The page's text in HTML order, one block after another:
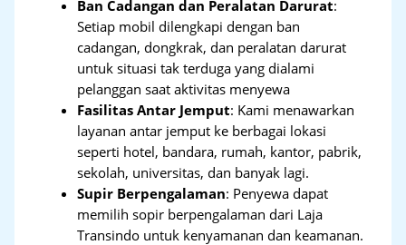
Ban Cadangan dan Peralatan Darurat:
Setiap mobil dilengkapi dengan ban
cadangan, dongkrak, dan peralatan darurat
untuk situasi tak terduga yang dialami
pelanggan saat aktivitas menyewa
Fasilitas Antar Jemput: Kami menawarkan
layanan antar jemput ke berbagai lokasi
seperti hotel, bandara, rumah, kantor, pabrik,
sekolah, universitas, dan banyak lagi.
Supir Berpengalaman: Penyewa dapat
memilih sopir berpengalaman dari Laja
Transindo untuk kenyamanan dan keamanan.